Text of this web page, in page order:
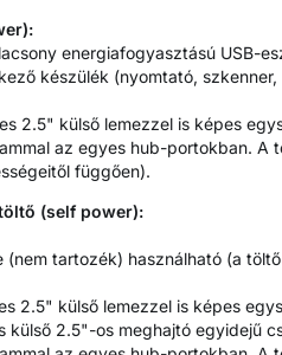
energiafogyasztású USB-
készülék (nyomtató,
2.5" külső lemezzel is képes
az egyes hub-portokban. A
függően).
(self power):
tartozék) használható (a
2.5" külső lemezzel is képes
2.5"-os meghajtó egyidejű